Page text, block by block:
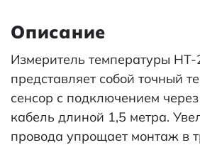
Описание
Измеритель температуры
представляет собой точный
сенсор с подключением
кабель длиной 1,5 метра.
провода упрощает монтаж в